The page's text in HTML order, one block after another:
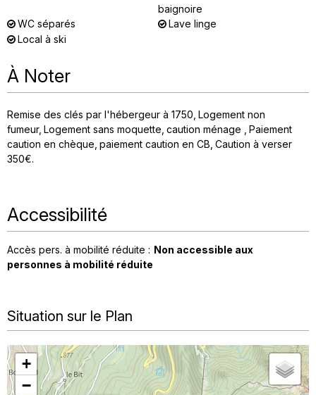
baignoire
WC séparés
Lave linge
Local à ski
À Noter
Remise des clés par l'hébergeur à 1750 Logement non
fumeur Logement sans moquette caution ménage
Paiement
caution en chèque paiement caution en CB Caution à verser
350€
Accessibilité
Accès pers. à mobilité réduite : Non accessible aux
personnes à mobilité réduite
Situation sur le Plan
+
−